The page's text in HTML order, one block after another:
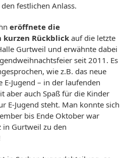
festlichen Anlass.
eröffnete die
Rückblick auf die letzte
Gurtweil und erwähnte dabei
seit 2011. Es
wie z.B. das neue
Jugend – in der laufenden
aber auch Spaß für die Kinder
E-Jugend steht. Man konnte sich
bis Ende Oktober war
in Gurtweil zu den